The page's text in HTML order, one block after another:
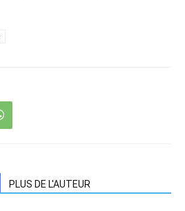
PLUS DE L'AUTEUR